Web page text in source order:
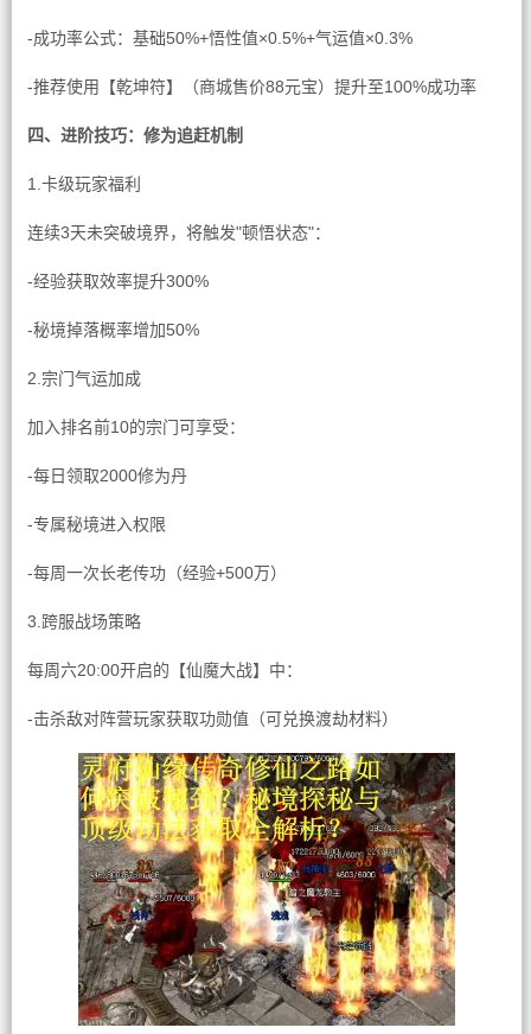
-成功率公式：基础50%+悟性值×0.5%+气运值×0.3%
-推荐使用【乾坤符】（商城售价88元宝）提升至100%成功率
四、进阶技巧：修为追赶机制
1.卡级玩家福利
连续3天未突破境界，将触发"顿悟状态"：
-经验获取效率提升300%
-秘境掉落概率增加50%
2.宗门气运加成
加入排名前10的宗门可享受：
-每日领取2000修为丹
-专属秘境进入权限
-每周一次长老传功（经验+500万）
3.跨服战场策略
每周六20:00开启的【仙魔大战】中：
-击杀敌对阵营玩家获取功勋值（可兑换渡劫材料）